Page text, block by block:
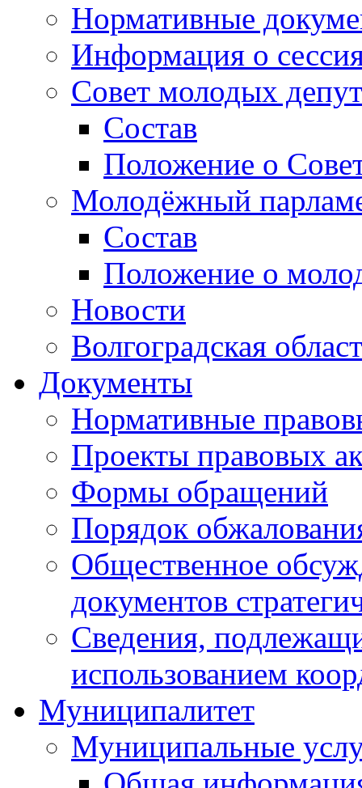
Нормативные
Информация о
Совет молодых
Состав
Положение о
Молодёжный
Состав
Положение о
Новости
Волгоградская
Документы
Нормативные
Проекты правовых
Формы обращений
Порядок
Общественное
документов
Сведения,
использованием
Муниципалитет
Муниципальные